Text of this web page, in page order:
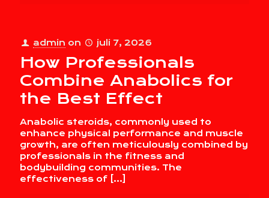
admin on juli 7, 2026
How Professionals
Combine Anabolics for
the Best Effect
Anabolic steroids, commonly used to
enhance physical performance and muscle
growth, are often meticulously combined by
professionals in the fitness and
bodybuilding communities. The
effectiveness of […]